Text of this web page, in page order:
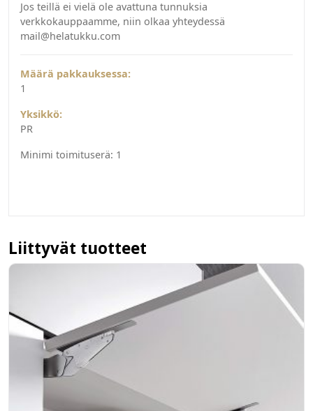
Jos teillä ei vielä ole avattuna tunnuksia
verkkokauppaamme, niin olkaa yhteydessä
mail@helatukku.com
Määrä pakkauksessa:
1
Yksikkö:
PR
Minimi toimituserä: 1
Liittyvät tuotteet